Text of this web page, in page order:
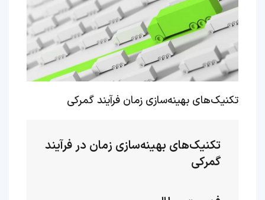
تکنیک‌های بهینه‌سازی زمان فرآیند گمرکی
تکنیک‌های بهینه‌سازی زمان در فرآیند
گمرکی